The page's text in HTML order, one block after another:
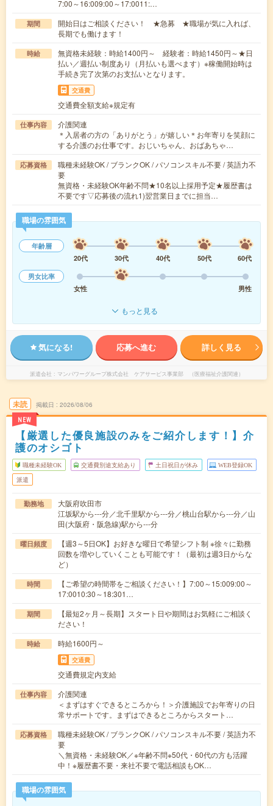
7:00～16:009:00～17:0011:…
期間
開始日はご相談ください！ ★急募 ★職場が気に入れば、
長期でも働けます！
時給
無資格未経験：時給1400円～ 経験者：時給1450円～★日
払い／週払い制度あり（月払いも選べます）※稼働開始時は
手続き完了次第のお支払いとなります。
交通費
交通費全額支給※規定有
仕事内容
介護関連
＊入居者の方の「ありがとう」が嬉しい＊お年寄りを笑顔に
する介護のお仕事です。おじいちゃん、おばあちゃ…
応募資格
職種未経験OK / ブランクOK / パソコンスキル不要 / 英語力不
要
無資格・未経験OK年齢不問★10名以上採用予定★履歴書は
不要です▽応募後の流れ1)翌営業日までに担当…
職場の雰囲気
年齢層
20代
30代 40代 50代
60代
男女比率
女性
男性
もっと見る
気になる! 応募へ進む 詳しく見る
派遣会社 マンパワーグループ株式会社 ケアサービス事業部 （医療福祉介護関連）
未読
NEW
掲載日 2026/08/06
【厳選した優良施設のみをご紹介します！】介
護のオシゴト
職種未経験OK 交通費別途支給あり 土日祝日が休み WEB登録OK
派遣
勤務地
大阪府吹田市
江坂駅から---分／北千里駅から---分／桃山台駅から---分／山
田(大阪府・阪急線)駅から---分
曜日頻度
【週3～5日OK】お好きな曜日で希望シフト制 ※徐々に勤務
回数を増やしていくことも可能です！（最初は週3日からな
ど）
時間
【ご希望の時間帯をご相談ください！】7:00～15:009:00～
17:0010:30～18:301…
期間
【最短2ヶ月～長期】スタート日や期間はお気軽にご相談く
ださい！
時給 時給1600円～
交通費
交通費規定内支給
仕事内容
介護関連
＜まずはすぐできるところから！＞介護施設でお年寄りの日
常サポートです。まずはできるところからスタート…
応募資格
職種未経験OK / ブランクOK / パソコンスキル不要 / 英語力不
要
＼無資格・未経験OK／※年齢不問※50代・60代の方も活躍
中！※履歴書不要・来社不要で電話相談もOK…
職場の雰囲気